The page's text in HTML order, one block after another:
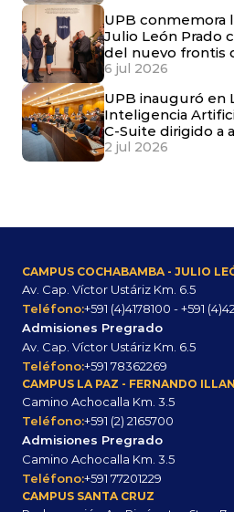
UPB conmemora
Julio León Prado
del nuevo frontis
Central
6 jul 2026
UPB inauguró en
Inteligencia
C-Suite dirigido a
2 jul 2026
CAMPUS COCHABAMBA - JULIO
Av. Cap. Víctor Ustáriz Km. 6.5
Teléfono:+591 (4)4178100 - +591
Admisiones Pregrado
Av. Cap. Víctor Ustáriz Km. 6.5
Teléfono:+591 78362269
CAMPUS LA PAZ - FERNANDO
Camino Achocalla Km. 3.5
Teléfono:+591 (2) 2165700
Admisiones Pregrado
Camino Achocalla Km. 3.5
Teléfono:+591 77201229
CAMPUS SANTA CRUZ